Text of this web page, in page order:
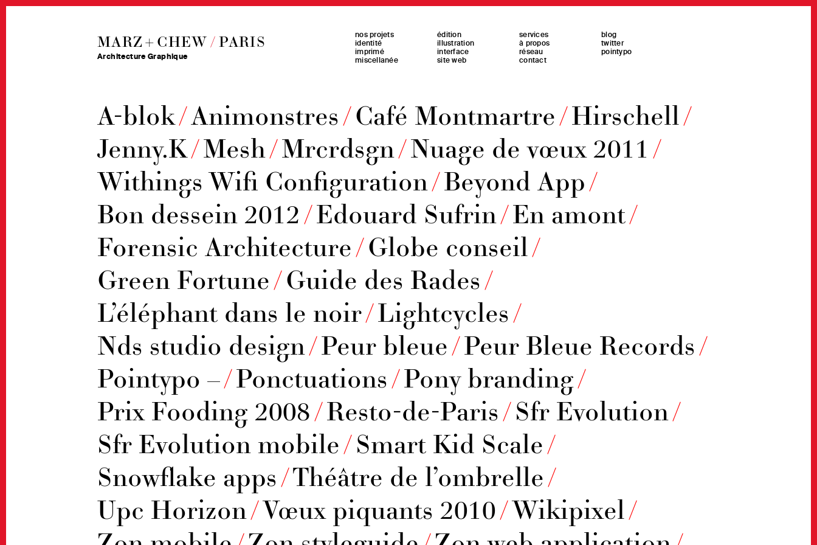
MARZ + CHEW/PARIS
Architecture Graphique
nos projets
édition
identité
illustration
imprimé
interface
miscellanée
site web
services
à propos
réseau
contact
blog
twitter
pointypo
A-blok/Animonstres/Café Montmartre/Hirschell/
Jenny.K/Mesh/Mrcrdsgn/Nuage de vœux 2011/
Withings Wifi Configuration/Beyond App/
Bon dessein 2012/Edouard Sufrin/En amont/
Forensic Architecture/Globe conseil/
Green Fortune/Guide des Rades/
L’éléphant dans le noir/Lightcycles/
Nds studio design/Peur bleue/Peur Bleue Records/
Pointypo –/Ponctuations/Pony branding/
Prix Fooding 2008/Resto-de-Paris/Sfr Evolution/
Sfr Evolution mobile/Smart Kid Scale/
Snowflake apps/Théâtre de l’ombrelle/
Upc Horizon/Vœux piquants 2010/Wikipixel/